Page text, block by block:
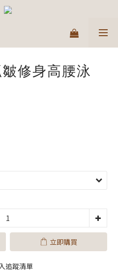
修身高腰泳
立即購買
追蹤清單